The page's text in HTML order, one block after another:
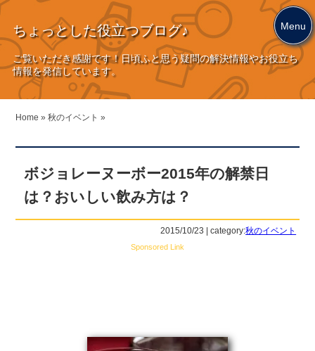
ちょっとした役立つブログ♪
ご覧いただき感謝です！日頃ふと思う疑問の解決情報やお役立ち
情報を発信しています。
Home » 秋のイベント »
ボジョレーヌーボー2015年の解禁日
は？おいしい飲み方は？
2015/10/23 | category:秋のイベント
Sponsored Link
Menu